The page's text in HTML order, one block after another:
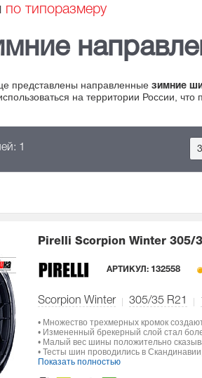
по типоразмеру
представлены направленные зимние
на территории России, что
1
Pirelli Scorpion Winter 305/
АРТИКУЛ: 132558
Scorpion Winter 305/35 R21
• Множество трехмерных кромок
• Измененный брекерный слой стал
• Малый вес шины положительно
• Тесты шин проводились в
Показать полностью